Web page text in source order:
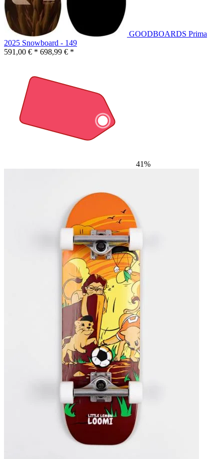
GOODBOARDS Prima
2025 Snowboard - 149
591,00 € * 698,99 € *
41%